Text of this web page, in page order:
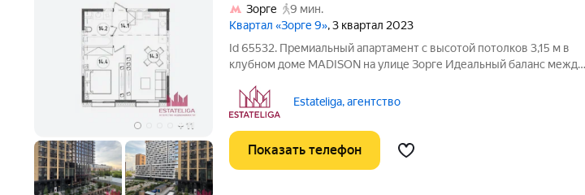
+ 11
Зорге
9 мин.
Квартал «Зорге 9», 3 квартал 2023
Id 65532. Премиальный апартамент с высотой потолков 3,15 м в
клубном доме MADISON на улице Зорге Идеальный баланс между
так можно охарактеризовать эту квартиру в новом монолитном
комплексе
Estateliga, агентство
Показать телефон